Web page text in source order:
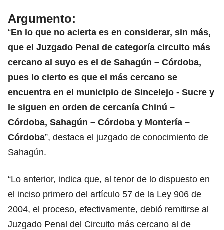
Argumento:
“En lo que no acierta es en considerar, sin más,
que el Juzgado Penal de categoría circuito más
cercano al suyo es el de Sahagún – Córdoba,
pues lo cierto es que el más cercano se
encuentra en el municipio de Sincelejo - Sucre y
le siguen en orden de cercanía Chinú –
Córdoba, Sahagún – Córdoba y Montería –
Córdoba”, destaca el juzgado de conocimiento de
Sahagún.
“Lo anterior, indica que, al tenor de lo dispuesto en
el inciso primero del artículo 57 de la Ley 906 de
2004, el proceso, efectivamente, debió remitirse al
Juzgado Penal del Circuito más cercano al de